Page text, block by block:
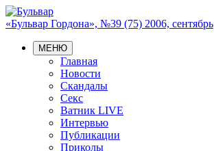
«Бульвар Гордона», №39 (75) 2006, сентябрь
МЕНЮ
Главная
Новости
Скандалы
Секс
Ватник LIVE
Интервью
Публикации
Приколы